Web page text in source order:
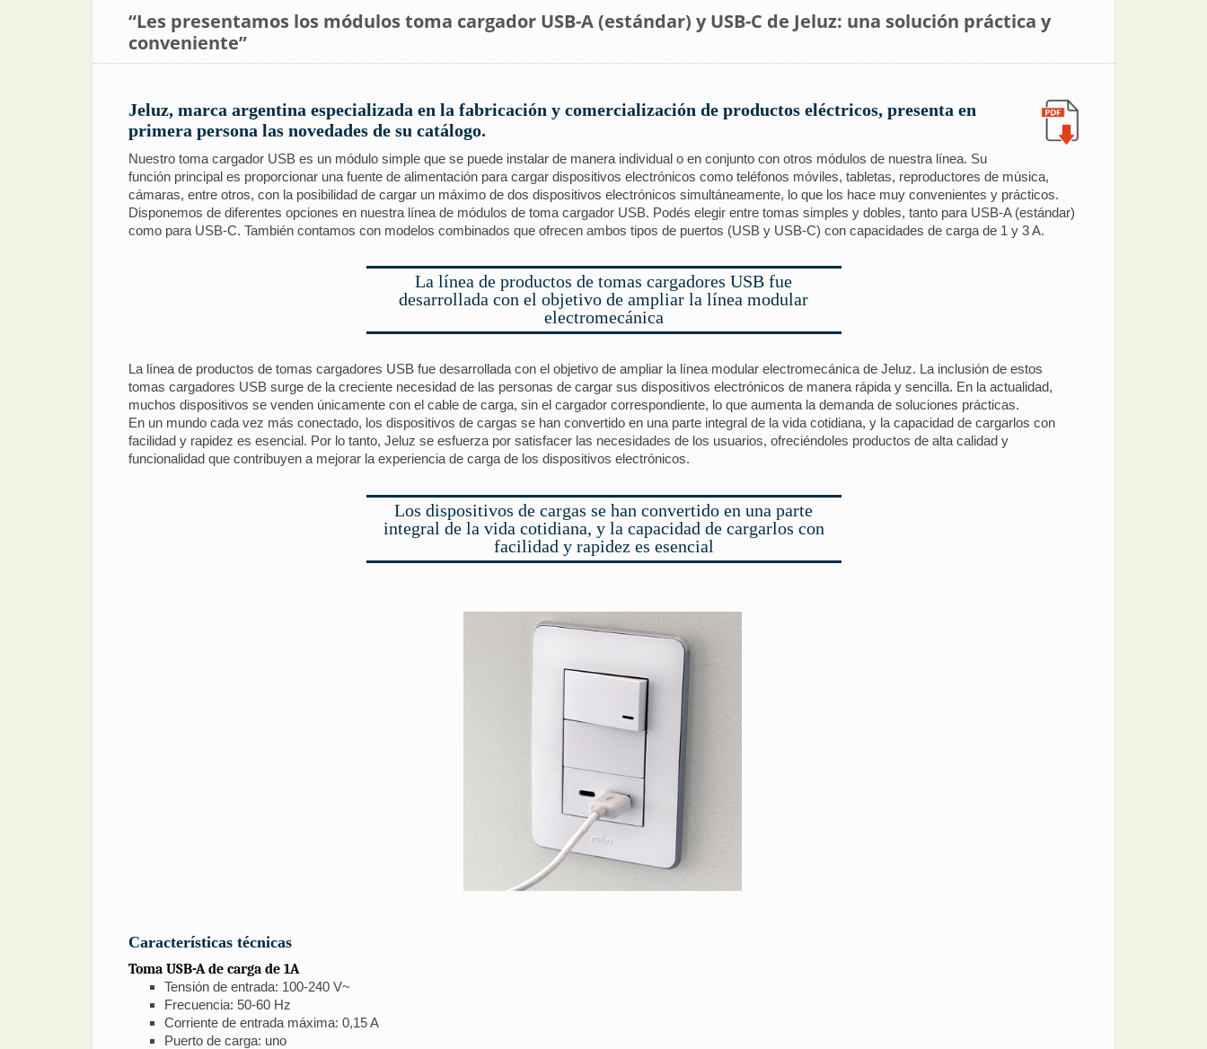
“Les presentamos los módulos toma cargador USB-A (estándar) y USB-C de Jeluz: una solución práctica y
conveniente”
Jeluz, marca argentina especializada en la fabricación y comercialización de productos eléctricos, presenta en
primera persona las novedades de su catálogo.
Nuestro toma cargador USB es un módulo simple que se puede instalar de manera individual o en conjunto con otros módulos de nuestra línea. Su
función principal es proporcionar una fuente de alimentación para cargar dispositivos electrónicos como teléfonos móviles, tabletas, reproductores de música,
cámaras, entre otros, con la posibilidad de cargar un máximo de dos dispositivos electrónicos simultáneamente, lo que los hace muy convenientes y prácticos.
Disponemos de diferentes opciones en nuestra línea de módulos de toma cargador USB. Podés elegir entre tomas simples y dobles, tanto para USB-A (estándar)
como para USB-C. También contamos con modelos combinados que ofrecen ambos tipos de puertos (USB y USB-C) con capacidades de carga de 1 y 3 A.
La línea de productos de tomas cargadores USB fue
desarrollada con el objetivo de ampliar la línea modular
electromecánica
La línea de productos de tomas cargadores USB fue desarrollada con el objetivo de ampliar la línea modular electromecánica de Jeluz. La inclusión de estos
tomas cargadores USB surge de la creciente necesidad de las personas de cargar sus dispositivos electrónicos de manera rápida y sencilla. En la actualidad,
muchos dispositivos se venden únicamente con el cable de carga, sin el cargador correspondiente, lo que aumenta la demanda de soluciones prácticas.
En un mundo cada vez más conectado, los dispositivos de cargas se han convertido en una parte integral de la vida cotidiana, y la capacidad de cargarlos con
facilidad y rapidez es esencial. Por lo tanto, Jeluz se esfuerza por satisfacer las necesidades de los usuarios, ofreciéndoles productos de alta calidad y
funcionalidad que contribuyen a mejorar la experiencia de carga de los dispositivos electrónicos.
Los dispositivos de cargas se han convertido en una parte
integral de la vida cotidiana, y la capacidad de cargarlos con
facilidad y rapidez es esencial
Características técnicas
Toma USB-A de carga de 1A
Tensión de entrada: 100-240 V~
Frecuencia: 50-60 Hz
Corriente de entrada máxima: 0,15 A
Puerto de carga: uno